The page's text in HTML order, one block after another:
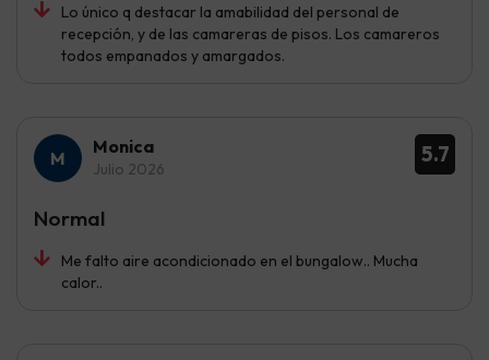
Lo único q destacar la amabilidad del personal de
recepción, y de las camareras de pisos. Los camareros
todos empanados y amargados.
5.7
Monica
Julio 2026
Me falto aire acondicionado en el bungalow.. Mucha
calor..
Normal